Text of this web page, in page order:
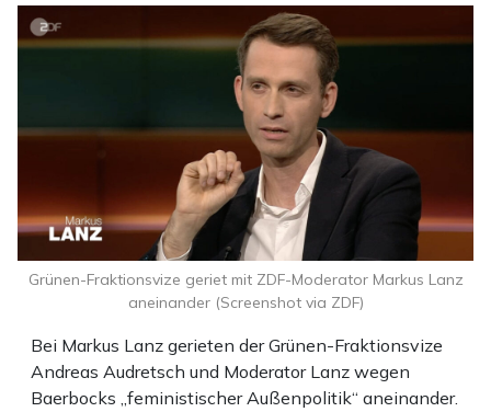
Bei Markus Lanz gerieten der Grünen-Fraktionsvize
Andreas Audretsch und Moderator Lanz wegen
Baerbocks „feministischer Außenpolitik“ aneinander.
Grünen-Fraktionsvize geriet mit ZDF-Moderator Markus Lanz
aneinander (Screenshot via ZDF)